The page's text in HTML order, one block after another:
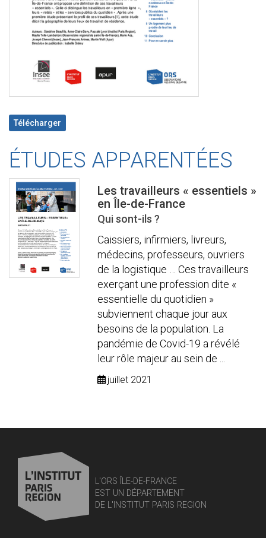
Télécharger
ÉTUDES APPARENTÉES
Les travailleurs « essentiels »
en Île-de-France
Qui sont-ils ?
Caissiers, infirmiers, livreurs,
médecins, professeurs, ouvriers
de la logistique … Ces travailleurs
exerçant une profession dite «
essentielle du quotidien »
subviennent chaque jour aux
besoins de la population. La
pandémie de Covid-19 a révélé
leur rôle majeur au sein de ...
juillet 2021
L'ORS ÎLE-DE-FRANCE
EST UN DÉPARTEMENT
DE L'INSTITUT PARIS REGION